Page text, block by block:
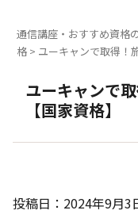
通信講座・おすすめ資格
格 > ユーキャンで取得！
ユーキャンで
【国家資格】
投稿日：2024年9月3